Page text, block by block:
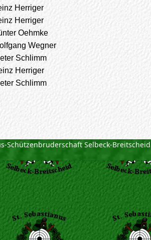
Herriger
Herriger
Oehmke
Wegner
Schlimm
Herriger
Schlimm
Schützenbruderschaft Selbeck-Breitscheid